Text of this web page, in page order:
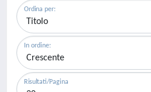
Ordina per:
In ordine:
Risultati/Pagina